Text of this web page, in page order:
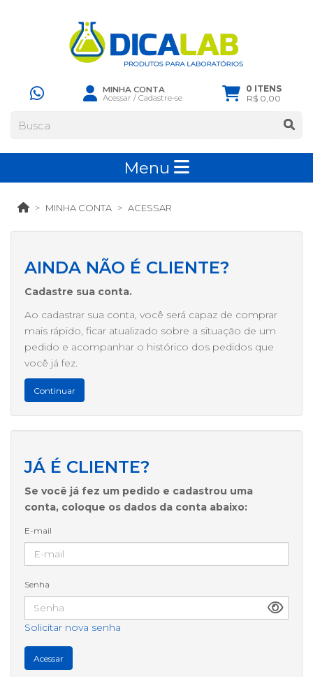
MINHA CONTA
Acessar /Cadastre-se
0 ITENS
R$ 0,00
Menu
MINHA CONTA ACESSAR
AINDA NÃO É CLIENTE?
Cadastre sua conta.
Ao cadastrar sua conta, você será capaz de comprar
mais rápido, ficar atualizado sobre a situação de um
pedido e acompanhar o histórico dos pedidos que
você já fez.
Continuar
JÁ É CLIENTE?
Se você já fez um pedido e cadastrou uma
conta, coloque os dados da conta abaixo:
E-mail
Senha
Solicitar nova senha